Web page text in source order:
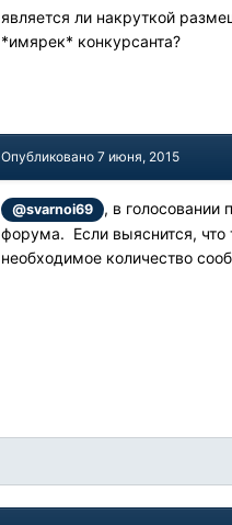
является ли накруткой
*имярек* конкурсанта?
Опубликовано7 июня, 2015
@svarnoi69
, в голосовании
форума. Если выяснится, что
необходимое количество